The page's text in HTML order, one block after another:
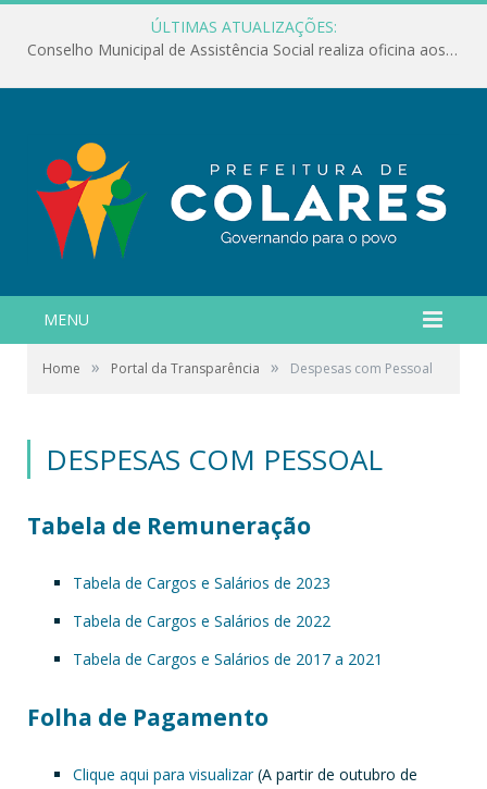
ÚLTIMAS ATUALIZAÇÕES:
Conselho Municipal de Assistência Social realiza oficina aos servidores
MENU
Home » Portal da Transparência » Despesas com Pessoal
DESPESAS COM PESSOAL
Tabela de Remuneração
Tabela de Cargos e Salários de 2023
Tabela de Cargos e Salários de 2022
Tabela de Cargos e Salários de 2017 a 2021
Folha de Pagamento
Clique aqui para visualizar(A partir de outubro de